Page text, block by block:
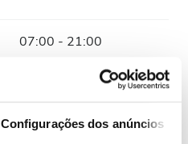
Configurações dos anúncios
07:00 - 21:00
07:00 - 21:00
07:00 - 21:00